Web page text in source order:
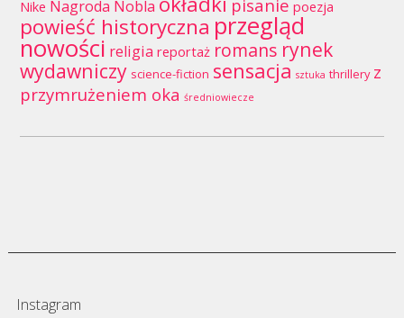
Nike Nagroda Nobla pisanie poezja
powieść historyczna przegląd
nowości religia reportaż romans rynek
wydawniczy science-fiction sensacja sztuka thrillery z
przymrużeniem oka średniowiecze
Instagram